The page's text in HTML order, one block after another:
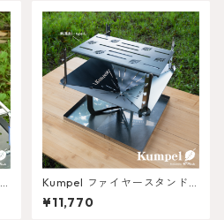
Kumpel ファイヤースタンド
鉄(黒皮) type-L
¥11,770